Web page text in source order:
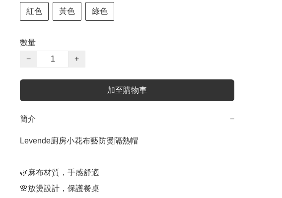
紅色 黃色 綠色
數量
−
+
加至購物車
簡介 −
Levende廚房小花布藝防燙隔熱帽
🌿麻布材質，手感舒適
🌸放燙設計，保護餐桌